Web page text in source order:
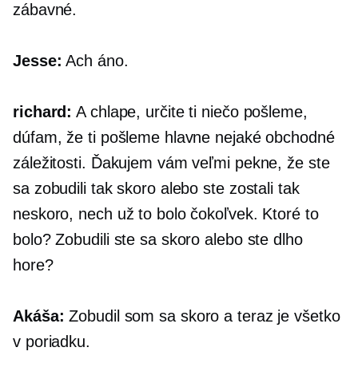
zábavné.
Jesse: Ach áno.
richard: A chlape, určite ti niečo pošleme,
dúfam, že ti pošleme hlavne nejaké obchodné
záležitosti. Ďakujem vám veľmi pekne, že ste
sa zobudili tak skoro alebo ste zostali tak
neskoro, nech už to bolo čokoľvek. Ktoré to
bolo? Zobudili ste sa skoro alebo ste dlho
hore?
Akáša: Zobudil som sa skoro a teraz je všetko
v poriadku.